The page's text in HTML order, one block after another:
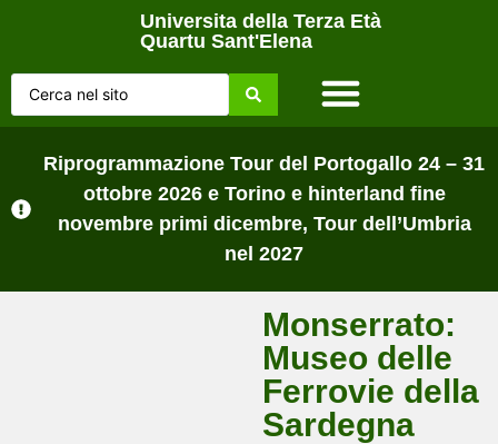
Universita della Terza Età
Quartu Sant'Elena
Riprogrammazione Tour del Portogallo 24 – 31
ottobre 2026 e Torino e hinterland fine
novembre primi dicembre, Tour dell’Umbria
nel 2027
Monserrato:
Museo delle
Ferrovie della
Sardegna